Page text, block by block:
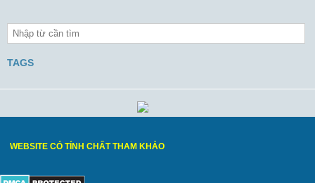
TAGS
WEBSITE CÓ TÍNH CHẤT THAM KHẢO